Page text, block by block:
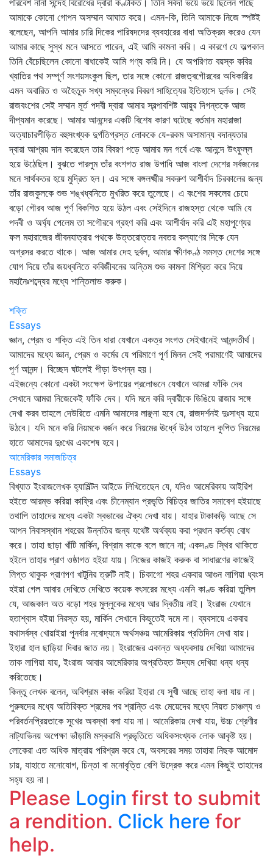
পরিবেশ নানা সন্দেহ বিরোধের দ্বারা কণ্টকিত। তিনি সর্বদা ভয়ে ভয়ে ছিলেন পাছে
আমাকে কোনো গোপন অসম্মান আঘাত করে। এমন-কি, তিনি আমাকে নিজে স্পষ্টই
বলেছেন, আপনি আমার চারি দিকের পারিষদদের ব্যবহারের বাধা অতিক্রম করেও যেন
আমার কাছে সুস্থ মনে আসতে পারেন, এই আমি কামনা করি। এ কারণে যে অল্পকাল
তিনি বেঁচেছিলেন কোনো বাধাকেই আমি গণ্য করি নি। যে অপরিণত বয়স্ক কবির
খ্যাতির পথ সম্পূর্ণ সংশয়সংকুল ছিল, তার সঙ্গে কোনো রাজত্বগৌরবের অধিকারীর
এমন অবারিত ও অহৈতুক সখ্য সম্বন্ধের বিবরণ সাহিত্যের ইতিহাসে দুর্লভ। সেই
রাজবংশের সেই সম্মান মূর্ত পদবী দ্বারা আমার স্বল্পাবশিষ্ট আয়ুর দিগন্তকে আজ
দীপ্যমান করেছে। আমার আনন্দের একটি বিশেষ কারণ ঘটেছে বর্তমান মহারাজা
অত্যাচারপীড়িত বহুসংখ্যক দুর্গতিগ্রস্ত লোককে যে-রকম অসামান্য বদান্যতার
দ্বারা আশ্রয় দান করেছেন তার বিবরণ পড়ে আমার মন গর্বে এবং আনন্দে উৎফুল্ল
হয়ে উঠেছিল। বুঝতে পারলুম তাঁর বংশগত রাজ উপাধি আজ বাংলা দেশের সর্বজনের
মনে সার্থকতর হয়ে মুদ্রিত হল। এর সঙ্গে বঙ্গলক্ষ্মীর সকরুণ আশীর্বাদ চিরকালের জন্য
তাঁর রাজকুলকে শুভ শঙ্খধ্বনিতে মুখরিত করে তুলেছে। এ বংশের সকলের চেয়ে
বড়ো গৌরব আজ পূর্ণ বিকশিত হয়ে উঠল এবং সেইদিনে রাজহস্ত থেকে আমি যে
পদবী ও অর্ঘ্য পেলেম তা সগৌরবে গ্রহণ করি এবং আশীর্বাদ করি এই মহাপুণ্যের
ফল মহারাজের জীবনযাত্রার পথকে উত্তরোত্তর নবতর কল্যাণের দিকে যেন
অগ্রসর করতে থাকে। আজ আমার দেহ দুর্বল, আমার ক্ষীণকণ্ঠ সমস্ত দেশের সঙ্গে
যোগ দিয়ে তাঁর জয়ধ্বনিতে কবিজীবনের অন্তিম শুভ কামনা মিশ্রিত করে দিয়ে
মহানৈঃশব্দ্যের মধ্যে শান্তিলাভ করুক।
শক্তি
Essays
জ্ঞান, প্রেম ও শক্তি এই তিন ধারা যেখানে একত্র সংগত সেইখানেই আনন্দতীর্থ।
আমাদের মধ্যে জ্ঞান, প্রেম ও কর্মের যে পরিমাণে পূর্ণ মিলন সেই পরামাণেই আমাদের
পূর্ণ আনন্দ। বিচ্ছেদ ঘটলেই পীড়া উৎপন্ন হয়।
এইজন্যে কোনো একটা সংক্ষেপ উপায়ের প্রলোভনে যেখানে আমরা ফাঁকি দেব
সেখানে আমরা নিজেকেই ফাঁকি দেব। যদি মনে করি দ্বারীকে ডিঙিয়ে রাজার সঙ্গে
দেখা করব তাহলে দেউরিতে এমনি আমাদের লাঞ্ছনা হবে যে, রাজদর্শনই দুঃসাধ্য হয়ে
উঠবে। যদি মনে করি নিয়মকে বর্জন করে নিয়মের ঊর্ধ্বে উঠব তাহলে কুপিত নিয়মের
হাতে আমাদের দুঃখের একশেষ হবে।
আমেরিকার সমাজচিত্র
Essays
বিখ্যাত ইংরাজলেখক হ্যামিল্টন আইডে লিখিতেছেন যে, যদিও আমেরিকায় আইরিশ
হইতে আরম্ভ করিয়া কাফ্রি এবং চীনেম্যান প্রভৃতি বিচিত্র জাতির সমাবেশ হইয়াছে
তথাপি তাহাদের মধ্যে একটা স্বভাবের ঐক্য দেখা যায়। যাহার টাকাকড়ি আছে সে
আপন নিবাসস্থান শহরের উন্নতির জন্য যথেষ্ট অর্থব্যয় করা প্রধান কর্তব্য বোধ
করে। তাহা ছাড়া খাঁটি মার্কিন, বিশ্রাম কাকে বলে জানে না; একদণ্ড স্থির থাকিতে
হইলে তাহার প্রাণ ওষ্ঠাগত হইয়া যায়। নিজের কাজই করুক বা সাধারণের কাজেই
লিপ্ত থাকুক প্রাণপণ খাটুনির ত্রুটি নাই। চিকাগো শহর একবার আগুন লাগিয়া ধ্বংস
হইয়া গেল আবার দেখিতে দেখিতে কয়েক বৎসরের মধ্যে এমনি কাণ্ড করিয়া তুলিল
যে, আজকাল অত বড়ো শহর মুল্লুকের মধ্যে আর দ্বিতীয় নাই। ইংরাজ যেখানে
হতাশ্বাস হইয়া নিরস্ত হয়, মার্কিন সেখানে কিছুতেই দমে না। ব্যবসায়ে একবার
যথাসর্বস্ব খোয়াইয়া পুনর্বার নবোদ্যমে অর্থসঞ্চয় আমেরিকায় প্রতিদিন দেখা যায়।
ইহারা হাল ছাড়িয়া দিবার জাত নয়। ইংরাজের একান্ত অধ্যবসায় দেখিয়া আমাদের
তাক লাগিয়া যায়, ইংরাজ আবার আমেরিকার অপ্রতিহত উদ্যম দেখিয়া ধন্য ধন্য
করিতেছে।
কিন্তু লেখক বলেন, অবিশ্রাম কাজ করিয়া ইহারা যে সুখী আছে তাহা বলা যায় না।
পুরুষদের মধ্যে অতিরিক্ত শ্রমের পর শ্রান্তি এবং মেয়েদের মধ্যে নিয়ত চাঞ্চল্য ও
পরিবর্তনপ্রিয়তাকে সুখের অবস্থা বলা যায় না। আমেরিকায় দেখা যায়, উচ্চ শ্রেণীর
নাট্যাভিনয় অপেক্ষা ভাঁড়ামি মস্করামি প্রভৃতিতে অধিকসংখ্যক লোক আকৃষ্ট হয়।
লোকেরা এত অধিক মাত্রায় পরিশ্রম করে যে, অবসরের সময় তাহারা নিছক আমোদ
চায়, যাহাতে মনোযোগ, চিন্তা বা মনোবৃত্তি বেশি উদ্রেক করে এমন কিছুই তাহাদের
সহ্য হয় না।
Please Login first to submit
a rendition. Click here for
help.